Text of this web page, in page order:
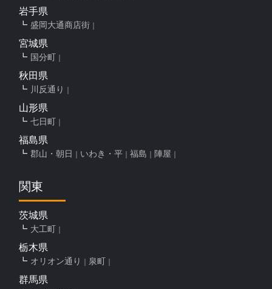
岩手県
盛岡大通商店街
宮城県
国分町
秋田県
川反通り
山形県
七日町
福島県
郡山・朝日 いわき・平 福島 陣屋
関東
茨城県
大工町
栃木県
オリオン通り 泉町
群馬県